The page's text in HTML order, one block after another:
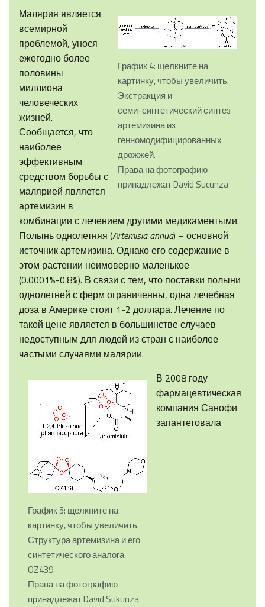
График 4: щелкните на
картинку, чтобы увеличить.
Экстракция и
семи-синтетический синтез
артемизина из
генномодифицированных
дрожжей.
Права на фотографию
принадлежат David Sucunza
Малярия является
всемирной
проблемой, унося
ежегодно более
половины
миллиона
человеческих
жизней.
Сообщается, что
наиболее
эффективным
средством борьбы с
малярией является
артемизин в
комбинации с лечением другими медикаментыми.
Полынь однолетняя (Artemisia annua) – основной
источник артемизина. Однако его содержание в
этом растении неимоверно маленькое
(0.0001%-0.8%). В связи с тем, что поставки полыни
однолетней с ферм ограниченны, одна лечебная
доза в Америке стоит 1-2 доллара. Лечение по
такой цене является в большинстве случаев
недоступным для людей из стран с наиболее
частыми случаями малярии.
График 5: щелкните на
картинку, чтобы увеличить.
Структура артемизина и его
синтетического аналога
OZ439.
Права на фотографию
принадлежат David Sukunza
В 2008 году
фармацевтическая
компания Санофи
запантетовала